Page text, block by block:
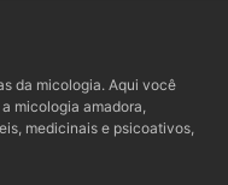
da micologia. Aqui você
micologia amadora,
medicinais e psicoativos,